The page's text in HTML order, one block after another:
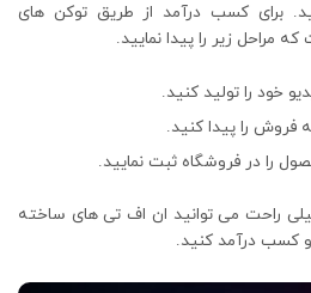
برای کسب درآمد از طریق توکن های
مراحل زیر را پیدا نمایید.
خود را تولید کنید.
فروش را پیدا کنید.
را در فروشگاه ثبت نمایید.
راحت می توانید ان اف تی های ساخته
کسب درآمد کنید.